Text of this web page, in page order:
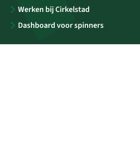
Werken bij Cirkelstad
Dashboard voor spinners